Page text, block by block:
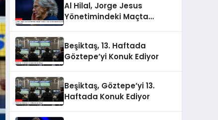
Al Hilal, Jorge Jesus
Yönetimindeki Maçta
Sonlandırdı
Beşiktaş, 13. Haftada
Göztepe’yi Konuk Ediyor
Beşiktaş, Göztepe’yi 13.
Haftada Konuk Ediyor